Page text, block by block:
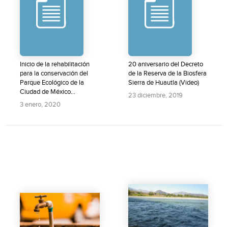
Inicio de la rehabilitación
para la conservación del
Parque Ecológico de la
Ciudad de México...
3 enero, 2020
20 aniversario del Decreto
de la Reserva de la Biosfera
Sierra de Huautla (Video)
23 diciembre, 2019